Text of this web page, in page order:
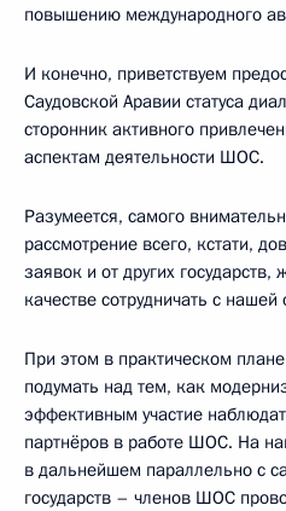
повышению международного
И конечно, приветствуем
Саудовской Аравии статуса
сторонник активного
аспектам деятельности ШОС.
Разумеется, самого
рассмотрение всего, кстати,
заявок и от других
качестве сотрудничать с
При этом в практическом
подумать над тем, как
эффективным участие
партнёров в работе ШОС. На
в дальнейшем параллельно с
государств – членов ШОС